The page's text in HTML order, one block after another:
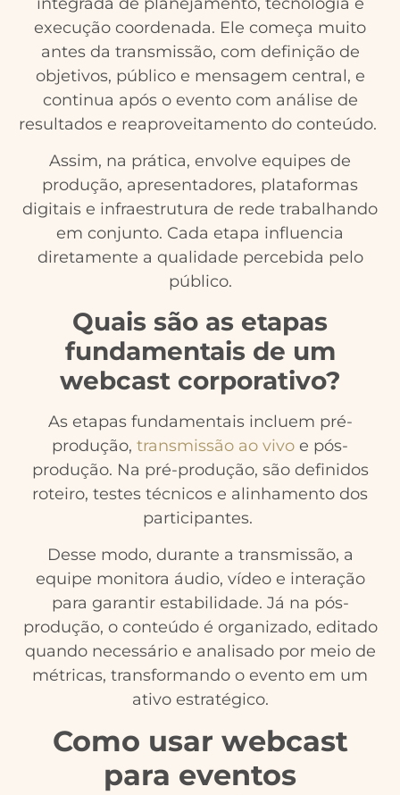
execução coordenada. Ele começa muito
antes da transmissão, com definição de
objetivos, público e mensagem central, e
continua após o evento com análise de
resultados e reaproveitamento do conteúdo.
Assim, na prática, envolve equipes de
produção, apresentadores, plataformas
digitais e infraestrutura de rede trabalhando
em conjunto. Cada etapa influencia
diretamente a qualidade percebida pelo
público.
Quais são as etapas
fundamentais de um
webcast corporativo?
As etapas fundamentais incluem pré-
produção, transmissão ao vivo e pós-
produção. Na pré-produção, são definidos
roteiro, testes técnicos e alinhamento dos
participantes.
Desse modo, durante a transmissão, a
equipe monitora áudio, vídeo e interação
para garantir estabilidade. Já na pós-
produção, o conteúdo é organizado, editado
quando necessário e analisado por meio de
métricas, transformando o evento em um
ativo estratégico.
Como usar webcast
para eventos